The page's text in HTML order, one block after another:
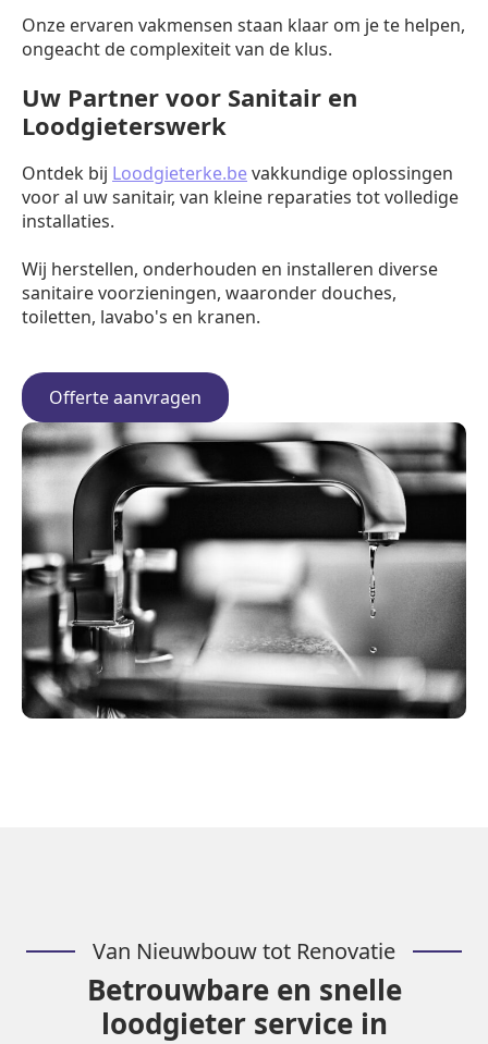
Onze ervaren vakmensen staan klaar om je te helpen,
ongeacht de complexiteit van de klus.
Uw Partner voor Sanitair en
Loodgieterswerk
Ontdek bij Loodgieterke.bevakkundige oplossingen
voor al uw sanitair, van kleine reparaties tot volledige
installaties.
Wij herstellen, onderhouden en installeren diverse
sanitaire voorzieningen, waaronder douches,
toiletten, lavabo's en kranen.
Offerte aanvragen
Van Nieuwbouw tot Renovatie
Betrouwbare en snelle
loodgieter service in